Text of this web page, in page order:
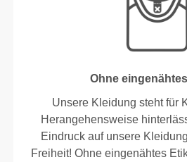
Ohne
Unsere Kleidung steht für
Herangehensweise
Eindruck auf unsere
Freiheit! Ohne eingenähtes